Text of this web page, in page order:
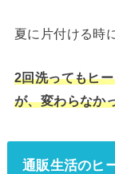
夏に片付ける時
2回洗ってもヒ
が、変わらなか
通販生活のヒ